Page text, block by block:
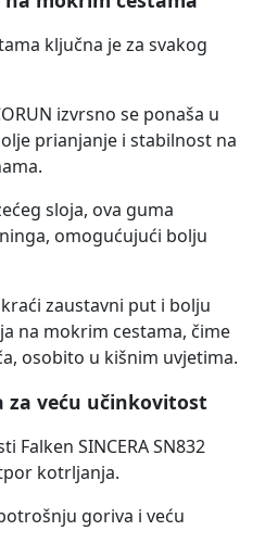
ključna je za svakog
izvrsno se ponaša u
prianjanje i stabilnost na
sloja, ova guma
omogućujući bolju
zaustavni put i bolju
na mokrim cestama, čime
osobito u kišnim uvjetima.
veću učinkovitost
Falken SINCERA SN832
kotrljanja.
goriva i veću